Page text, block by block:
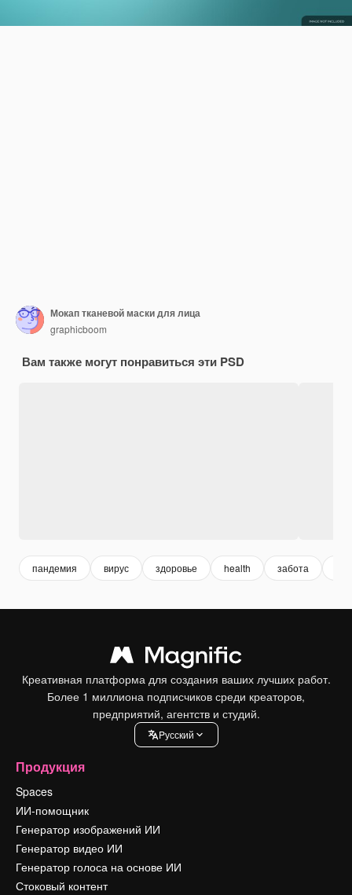
Мокап тканевой маски для лица
graphicboom
Вам также могут понравиться эти PSD
пандемия вирус здоровье health забота
Креативная платформа для создания ваших лучших работ.
Более 1 миллиона подписчиков среди креаторов,
предприятий, агентств и студий.
Pусский
Продукция
Spaces
ИИ-помощник
Генератор изображений ИИ
Генератор видео ИИ
Генератор голоса на основе ИИ
Стоковый контент